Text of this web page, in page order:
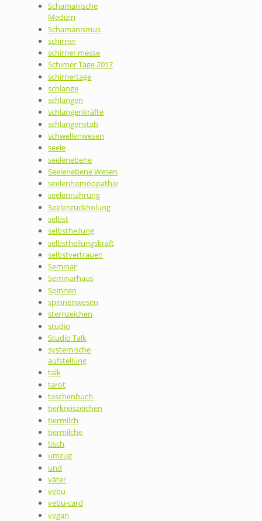
Schamanische
Medizin
Schamanismus
schirner
schirner messe
Schirner Tage 2017
schirnertage
schlange
schlangen
schlangenkräfte
schlangenstab
schwellenwesen
seele
seelenebene
Seelenebene Wesen
seelenhomöopathie
seelennahrung
Seelenrückholung
selbst
selbstheilung
selbstheilungskraft
selbstvertrauen
Seminar
Seminarhaus
Spinnen
spinnenwesen
sternzeichen
studio
Studio Talk
systemische
aufstellung
talk
tarot
taschenbuch
tierkreiszeichen
tiermilch
tiermilche
tisch
umzug
und
väter
vebu
vebu-card
vegan